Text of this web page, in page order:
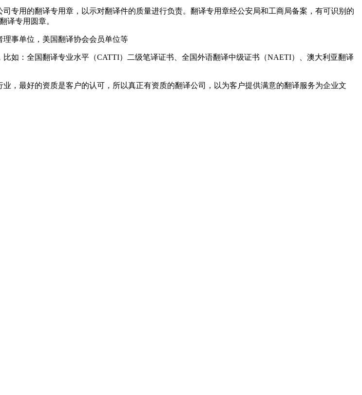
专用的翻译专用章，以示对翻译件的质量进行负责。翻译专用章经公安局和工商局备案，有可识别的
译专用圆章。
事单位，美国翻译协会会员单位等
如：全国翻译专业水平（CATTI）二级笔译证书、全国外语翻译中级证书（NAETI）、澳大利亚翻译
，最好的资质是客户的认可，所以真正有资质的翻译公司，以为客户提供满意的翻译服务为企业文